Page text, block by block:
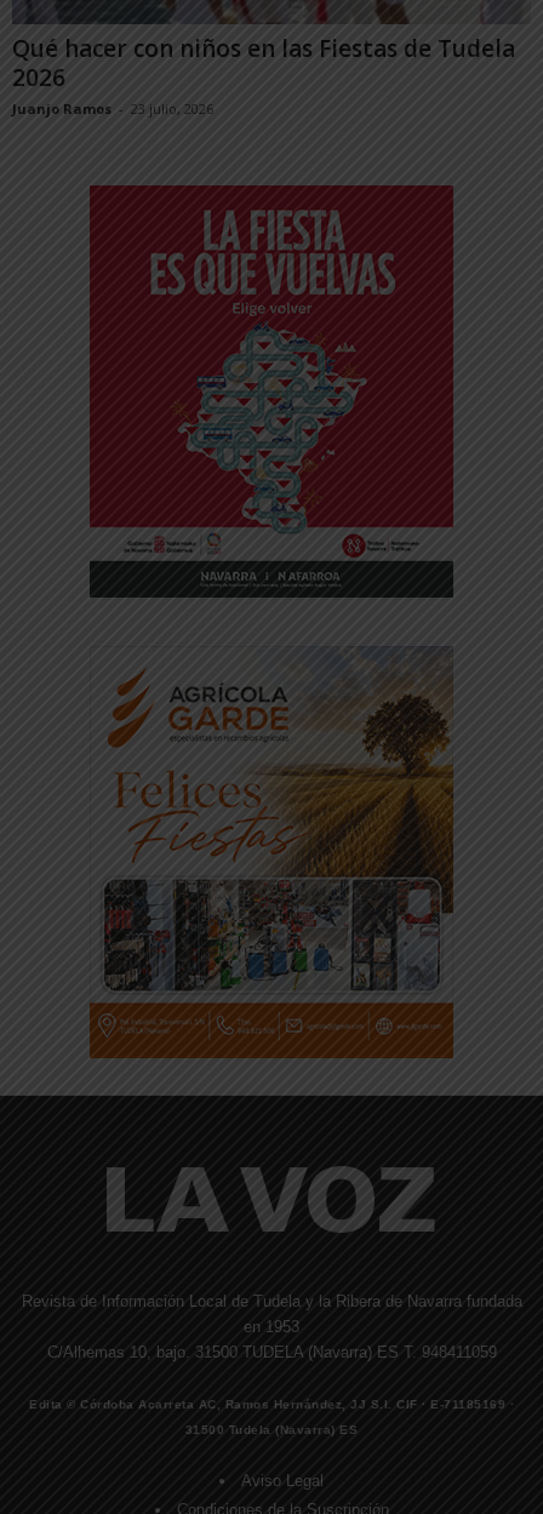
Qué hacer con niños en las Fiestas de Tudela
2026
Juanjo Ramos - 23 julio, 2026
Revista de Información Local de Tudela y la Ribera de Navarra fundada
en 1953
C/Alhemas 10, bajo. 31500 TUDELA (Navarra) ES T. 948411059
Edita © Córdoba Acarreta AC, Ramos Hernández, JJ S.I. CIF · E-71185169 ·
31500 Tudela (Navarra) ES
Aviso Legal
Condiciones de la Suscripción